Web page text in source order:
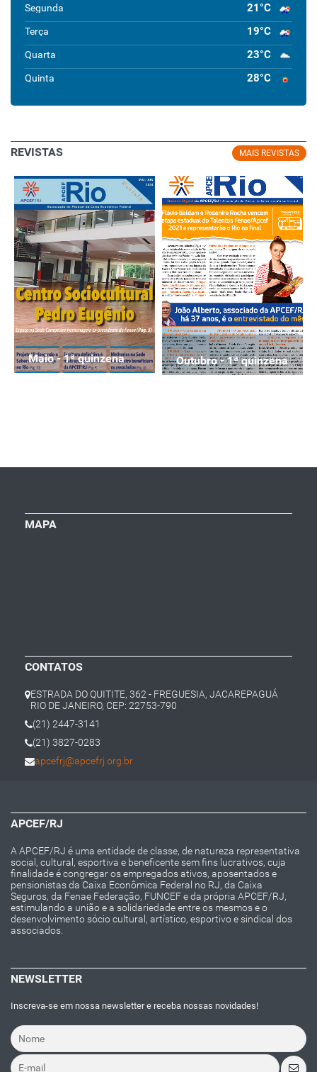
Segunda 21°C
Terça 19°C
Quarta 23°C
Quinta 28°C
MAIS REVISTAS
REVISTAS
Maio - 1ª quinzena Outubro - 1ª quinzena
MAPA
CONTATOS
ESTRADA DO QUITITE, 362 - FREGUESIA, JACAREPAGUÁ
RIO DE JANEIRO, CEP: 22753-790
(21) 2447-3141
(21) 3827-0283
apcefrj@apcefrj.org.br
APCEF/RJ
A APCEF/RJ é uma entidade de classe, de natureza representativa
social, cultural, esportiva e beneficente sem fins lucrativos, cuja
finalidade é congregar os empregados ativos, aposentados e
pensionistas da Caixa Econômica Federal no RJ, da Caixa
Seguros, da Fenae Federação, FUNCEF e da própria APCEF/RJ,
estimulando a união e a solidariedade entre os mesmos e o
desenvolvimento sócio cultural, artístico, esportivo e sindical dos
associados.
NEWSLETTER
Inscreva-se em nossa newsletter e receba nossas novidades!